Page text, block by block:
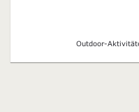
Outdoor-